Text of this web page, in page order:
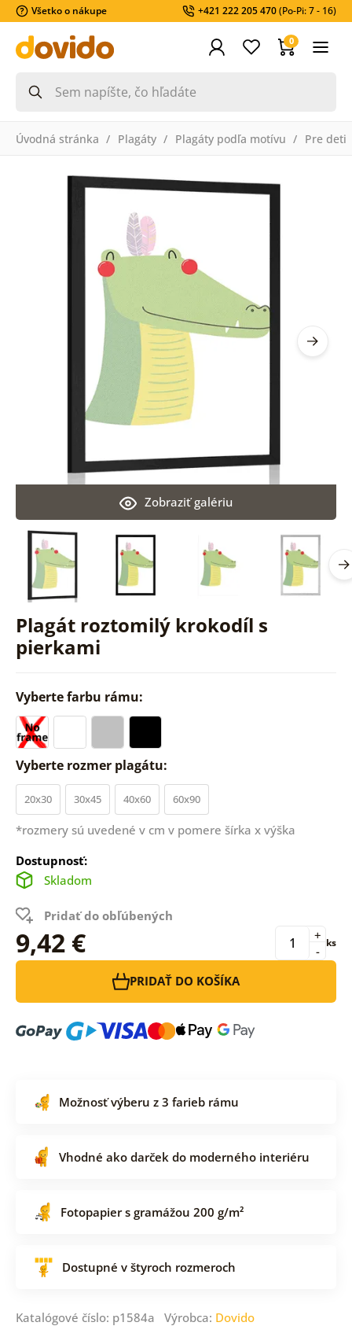
Všetko o nákupe +421 222 205 470(Po-Pi: 7 - 16)
0
Úvodná stránka Plagáty Plagáty podľa motívu Pre deti
Plagát roztomilý krokodíl s
pierkami
Zobraziť galériu
Vyberte farbu rámu:
Vyberte rozmer plagátu:
20x30 30x45 40x60 60x90
*rozmery sú uvedené v cm v pomere šírka x výška
Dostupnosť:
Skladom
Pridať do obľúbených
9,42 € -
+ ks
PRIDAŤ DO KOŠÍKA
Možnosť výberu z 3 farieb rámu
Vhodné ako darček do moderného interiéru
Fotopapier s gramážou 200 g/m²
Dostupné v štyroch rozmeroch
Katalógové číslo: p1584a Výrobca: Dovido